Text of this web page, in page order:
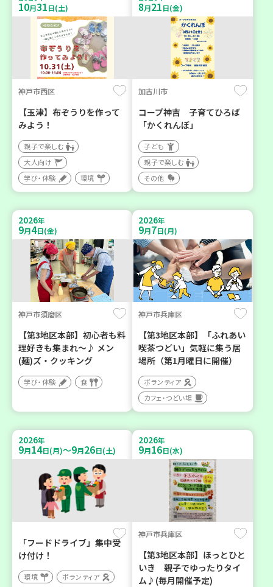
10月31日(土)
神戸市西区
【玉津】布ぞうりを作って
みよう！
親子で楽しむ
大人向け
学び・体験
環境
8月21日(金)
加古川市
コープ神吉 子育てひろば
「かくれんぼ」
子ども
親子で楽しむ
その他
2026年
9月4日(金)
神戸市須磨区
【第3地区本部】初心者も料
理好きも集まれ～♪ メン
(麺)ズ・クッキング
学び・体験 食
2026年
9月7日(月)
神戸市兵庫区
【第3地区本部】「ふれあい
喫茶つどい」気軽に集う居
場所（第1月曜日に開催）
ボランティア
カフェ・つどい場
2026年
9月14日(月)～9月26日(土)
「フードドライブ」集中受
け付け！
環境 ボランティア
2026年
9月16日(水)
神戸市兵庫区
【第3地区本部】ほっとひと
いき 親子でゆったりタイ
ム♪(毎月開催予定)